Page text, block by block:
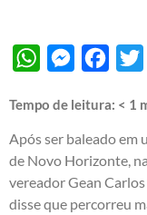
WhatsAppMessenger
Tempo de leitura: < 1
Após ser baleado em
de Novo Horizonte,
vereador Gean
disse que percorreu